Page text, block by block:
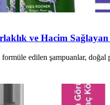
ve Hacim
edilen şampuanlar, doğal